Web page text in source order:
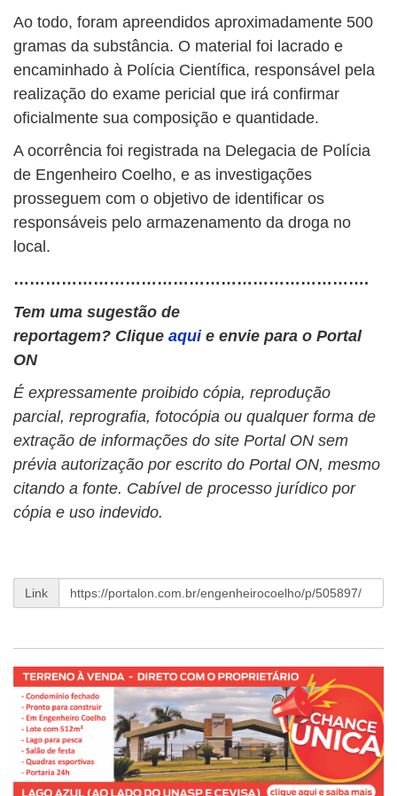
Ao todo, foram apreendidos aproximadamente 500
gramas da substância. O material foi lacrado e
encaminhado à Polícia Científica, responsável pela
realização do exame pericial que irá confirmar
oficialmente sua composição e quantidade.
A ocorrência foi registrada na Delegacia de Polícia
de Engenheiro Coelho, e as investigações
prosseguem com o objetivo de identificar os
responsáveis pelo armazenamento da droga no
local.
………………………………………………………….
Tem uma sugestão de
reportagem? Clique aqui e envie para o Portal
ON
É expressamente proibido cópia, reprodução
parcial, reprografia, fotocópia ou qualquer forma de
extração de informações do site Portal ON sem
prévia autorização por escrito do Portal ON, mesmo
citando a fonte. Cabível de processo jurídico por
cópia e uso indevido.
Link